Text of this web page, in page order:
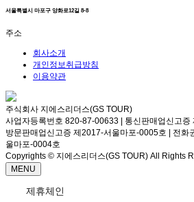
서울특별시 마포구 양화로12길 8-8
주소
회사소개
개인정보취급방침
이용약관
주식회사 지에스리더스(GS TOUR)
사업자등록번호 820-87-00633 | 통신판매업신고
방문판매업신고증 제2017-서울마포-0005호 | 전화
울마포-0004호
Copyrights © 지에스리더스(GS TOUR) All Rights
MENU
제휴체인